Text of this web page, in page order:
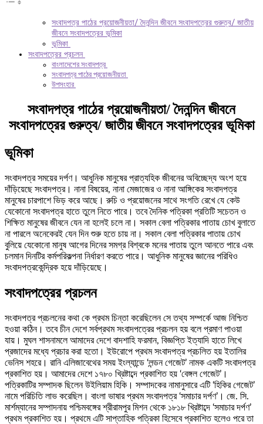
সংবাদপত্র পাঠের প্রয়োজনীয়তা/ দৈনন্দিন জীবনে সংবাদপত্রের গুরুত্ব/ জাতীয়
জীবনে সংবাদপত্রের ভূমিকা
ভূমিকা
সংবাদপত্রের প্রচলন
বাংলাদেশের সংবাদপত্র
সংবাদপত্র পাঠের প্রয়োজনীয়তা
উপসংহার
সংবাদপত্র পাঠের প্রয়োজনীয়তা/ দৈনন্দিন জীবনে
সংবাদপত্রের গুরুত্ব/ জাতীয় জীবনে সংবাদপত্রের ভূমিকা
ভূমিকা
সংবাদপত্র সময়ের দর্পণ। আধুনিক মানুষের প্রাত্যহিক জীবনের অবিচ্ছেদ্য অংশ হয়ে
দাঁড়িয়েছে সংবাদপত্র। নানা বিষয়ের, নানা মেজাজের ও নানা আঙ্গিকের সংবাদপত্র
মানুষের চারপাশে ভিড় করে আছে। রুচি ও প্রয়োজনের সাথে সংগতি রেখে যে কেউ
যেকোনো সংবাদপত্র হাতে তুলে নিতে পারে। তবে দৈনিক পত্রিকা প্রতিটি সচেতন ও
শিক্ষিত মানুষের জীবনে যেন না হলেই চলে না। সকাল বেলা পত্রিকার পাতায় চোখ বুলাতে
না পারলে অনেকেরই যেন দিন শুরু হতে চায় না। সকাল বেলা পত্রিকার পাতায় চোখ
বুলিয়ে যেকোনো মানুষ আগের দিনের সমগ্র বিশ্বকে মনের পাতায় তুলে আনতে পারে এবং
চলমান দিনটির কর্মপরিকল্পনা নির্ধারণ করতে পারে। আধুনিক মানুষের জ্ঞানের পরিধিও
সংবাদপত্রকেন্দ্রিক হয়ে দাঁড়িয়েছে।
সংবাদপত্রের প্রচলন
সংবাদপত্র প্রচলনের কথা কে প্রথম চিন্তা করেছিলেন সে তথ্য সম্পর্কে আজ নিশ্চিত
হওয়া কঠিন। তবে চীন দেশে সর্বপ্রথম সংবাদপত্রের প্রচলন হয় বলে প্রমাণ পাওয়া
যায়। মুঘল শাসনামলে আমাদের দেশে বাদশাহি ফরমান, বিজ্ঞপ্তি ইত্যাদি হাতে লিখে
প্রজাদের মধ্যে প্রচার করা হতো। ইউরোপে প্রথম সংবাদপত্র প্রচলিত হয় ইতালির
ভেনিস শহরে। রানি এলিজাবেথের সময় ইংল্যান্ডে ‘লন্ডন গেজেট’ নামক একটি সংবাদপত্র
প্রকাশিত হয়। আমাদের দেশে ১৭৮০ খ্রিষ্টাব্দে প্রকাশিত হয় ‘বেঙ্গল গেজেট’।
পত্রিকাটির সম্পাদক ছিলেন উইলিয়াম হিকি। সম্পাদকের নামানুসারে এটি ‘হিকির গেজেট’
নামে পরিচিতি লাভ করেছিল। বাংলা ভাষার প্রথম সংবাদপত্র ‘সমাচার দর্পণ’। জে. সি.
মার্শম্যানের সম্পাদনায় পশ্চিমবঙ্গের শ্রীরামপুর মিশন থেকে ১৮১৮ খ্রিষ্টাব্দে ‘সমাচার দর্পণ’
প্রথম প্রকাশিত হয়। প্রথমে এটি সাপ্তাহিক পত্রিকা হিসেবে প্রকাশিত হলেও পরে তা